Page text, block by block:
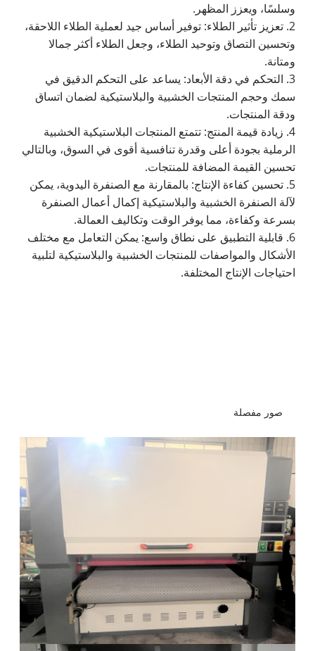
وسلسًا، ويعزز المظهر.
2. تعزيز تأثير الطلاء: توفير أساس جيد لعملية الطلاء اللاحقة،
وتحسين التصاق وتوحيد الطلاء، وجعل الطلاء أكثر جمالا
ومتانة.
3. التحكم في دقة الأبعاد: يساعد على التحكم الدقيق في
سمك وحجم المنتجات الخشبية والبلاستيكية لضمان اتساق
ودقة المنتجات.
4. زيادة قيمة المنتج: تتمتع المنتجات البلاستيكية الخشبية
الرملية بجودة أعلى وقدرة تنافسية أقوى في السوق، وبالتالي
تحسين القيمة المضافة للمنتجات.
5. تحسين كفاءة الإنتاج: بالمقارنة مع الصنفرة اليدوية، يمكن
لآلة الصنفرة الخشبية والبلاستيكية إكمال أعمال الصنفرة
بسرعة وكفاءة، مما يوفر الوقت وتكاليف العمالة.
6. قابلية التطبيق على نطاق واسع: يمكن التعامل مع مختلف
الأشكال والمواصفات للمنتجات الخشبية والبلاستيكية لتلبية
احتياجات الإنتاج المختلفة.
صور مفصلة